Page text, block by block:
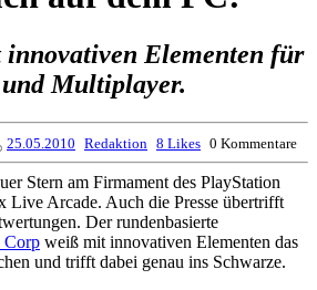
Elementen für
Multiplayer.
25.05.2010 Redaktion 8 Likes 0 Kommentare
Stern am Firmament des PlayStation
Arcade. Auch die Presse übertrifft
Der rundenbasierte
Corp weiß mit innovativen Elementen das
und trifft dabei genau ins Schwarze.